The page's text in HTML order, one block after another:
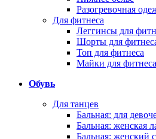
Разогревочная
Для фитнеса
Леггинсы для
Шорты для
Топ для фитнеса
Майки для фитнеса
Обувь
Для танцев
Бальная: для
Бальная: женская
Бальная: женский